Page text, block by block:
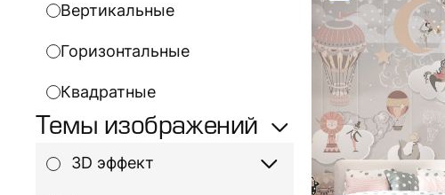
Вертикальные
Горизонтальные
Квадратные
Темы изображений
3D эффект